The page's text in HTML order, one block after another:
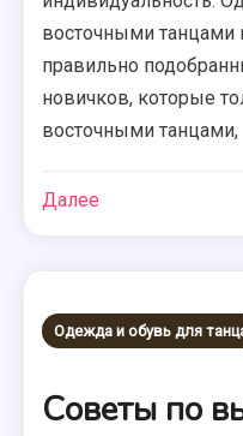
восточными
правильно
новичков, которые
восточными танцами,
Далее
Одежда и обувь для
Советы по